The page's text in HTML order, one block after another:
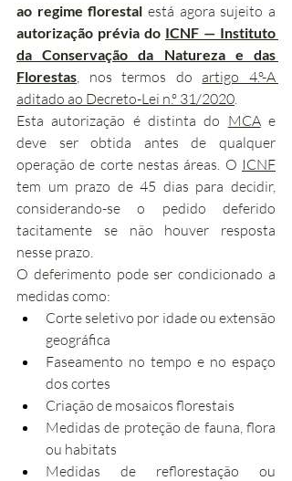
ao regime florestal
autorização prévia do ICNF — Instituto
da Conservação da Natureza e das
Florestas , nos termos do artigo 4.º-A
aditado ao Decreto-Lei n.º 31/2020
Esta autorização é distinta do MCA e
deve ser obtida antes de qualquer
operação de corte nestas áreas. O ICNF
tem um prazo de 45 dias para decidir,
considerando-se o pedido deferido
tacitamente se não houver resposta
nesse prazo.
O deferimento pode ser condicionado a
medidas como:
Corte seletivo por idade ou extensão
geográfica
Faseamento no tempo e no espaço
dos cortes
Criação de mosaicos florestais
Medidas de proteção de fauna, flora
ou habitats
Medidas de reflorestação ou